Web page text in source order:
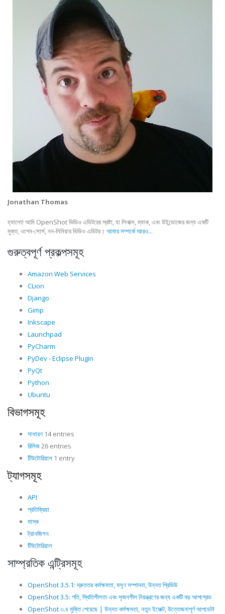
Jonathan Thomas
হ্যালো! আমি OpenShot ভিডিও এডিটরের স্রষ্টা, যা লিনাক্স, ম্যাক, এবং উইন্ডোজের জন্য একটি
মুক্ত, ওপেন-সোর্স, নন-লিনিয়ার ভিডিও এডিটর। আমার সম্পর্কে আরও...
গুরুত্বপূর্ণ প্রকল্পসমূহ
Amazon Web Services
CLion
Django
Gimp
Inkscape
Launchpad
PyCharm
PyDev - Eclipse Plugin
PyQt
Python
Ubuntu
বিভাগসমূহ
সাধারণ 14 entries
রিলিজ26 entries
টিউটোরিয়াল 1 entry
ট্যাগসমূহ
API
প্রতিক্রিয়া
মাস্ক
ট্রানজিশন
টিউটোরিয়াল
সাম্প্রতিক এন্ট্রিসমূহ
OpenShot 3.5.1: দ্রুততর কর্মক্ষমতা, মসৃণ সম্পাদনা, উন্নত প্রিভিউ
OpenShot 3.5: গতি, স্থিতিশীলতা এবং সৃজনশীল নিয়ন্ত্রণের জন্য একটি বড় আপগ্রেড
OpenShot ৩.৪ মুক্তি পেয়েছে | উন্নত কর্মক্ষমতা, নতুন ইফেক্ট, উত্তেজনাপূর্ণ আপডেট!